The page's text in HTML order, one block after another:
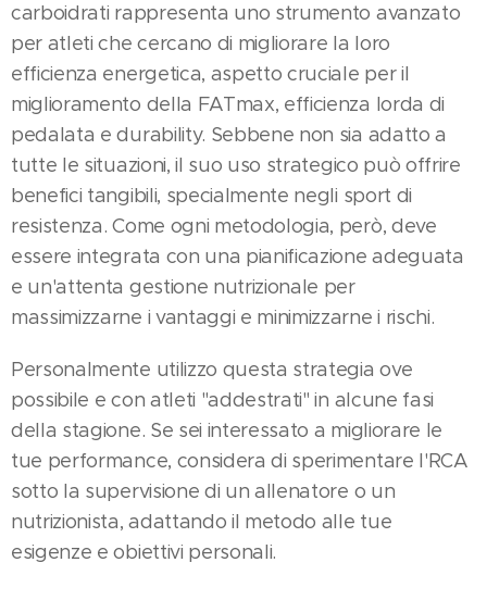
carboidrati rappresenta uno strumento avanzato
per atleti che cercano di migliorare la loro
efficienza energetica, aspetto cruciale per il
miglioramento della FATmax, efficienza lorda di
pedalata e durability. Sebbene non sia adatto a
tutte le situazioni, il suo uso strategico può offrire
benefici tangibili, specialmente negli sport di
resistenza. Come ogni metodologia, però, deve
essere integrata con una pianificazione adeguata
e un'attenta gestione nutrizionale per
massimizzarne i vantaggi e minimizzarne i rischi.
Personalmente utilizzo questa strategia ove
possibile e con atleti "addestrati" in alcune fasi
della stagione. Se sei interessato a migliorare le
tue performance, considera di sperimentare l'RCA
sotto la supervisione di un allenatore o un
nutrizionista, adattando il metodo alle tue
esigenze e obiettivi personali.